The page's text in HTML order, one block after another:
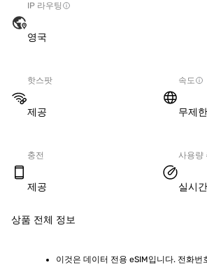
IP 라우팅
영국
핫스팟
제공
속도
무제한
충전
제공
사용량
실시
상품 전체 정보
이것은 데이터 전용 eSIM입니다. 전화번